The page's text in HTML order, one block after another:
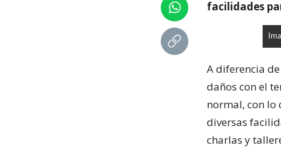
facilidades
A diferencia
daños con el
normal, con lo
diversas
charlas y